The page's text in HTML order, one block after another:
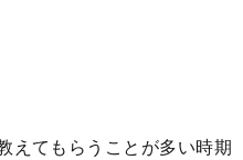
えてもらうことが多い時期